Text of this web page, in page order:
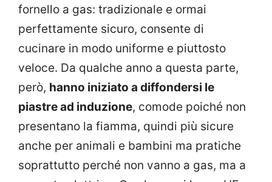
fornello a gas: tradizionale e ormai
perfettamente sicuro, consente di
cucinare in modo uniforme e piuttosto
veloce. Da qualche anno a questa parte,
però, hanno iniziato a diffondersi le
piastre ad induzione, comode poiché non
presentano la fiamma, quindi più sicure
anche per animali e bambini ma pratiche
soprattutto perché non vanno a gas, ma a